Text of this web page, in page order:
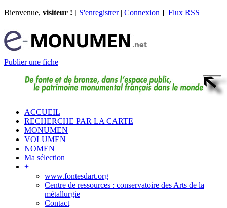
Bienvenue, visiteur ! [ S'enregistrer| Connexion ] Flux RSS
Publier une fiche
ACCUEIL
RECHERCHE PAR LA CARTE
MONUMEN
VOLUMEN
NOMEN
Ma sélection
+
www.fontesdart.org
Centre de ressources : conservatoire des Arts de la
métallurgie
Contact